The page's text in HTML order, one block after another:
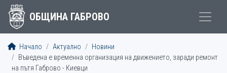
ОБЩИНА ГАБРОВО
Начало Актуално
Новини
Въведена е временна организация на движението, заради ремонт
на пътя Габрово - Киевци